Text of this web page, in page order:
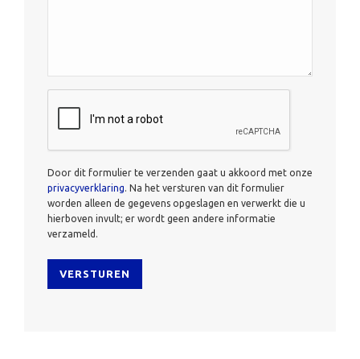
Door dit formulier te verzenden gaat u akkoord met onze
privacyverklaring. Na het versturen van dit formulier
worden alleen de gegevens opgeslagen en verwerkt die u
hierboven invult; er wordt geen andere informatie
verzameld.